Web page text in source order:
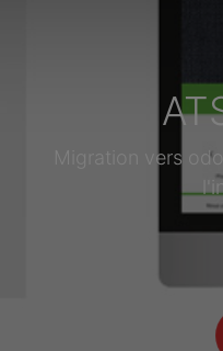
Migration vers